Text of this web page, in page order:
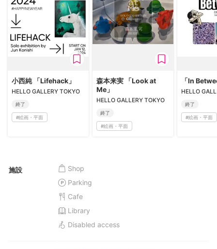
小西純 「Lifehack」
HELLO GALLERY TOKYO
終了
#絵画・平面
森本来実 「Look at
Me」
HELLO GALLERY TOKYO
終了
#絵画・平面
「In
HELLO
終了
#絵画・平面
施設
Shop
Parking
Cafe
Library
Disabled access